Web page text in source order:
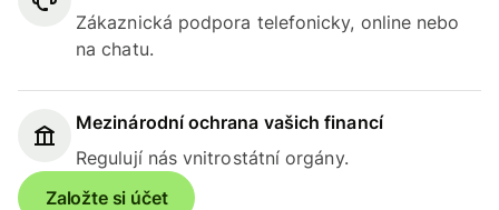
Zákaznická podpora telefonicky, online nebo
na chatu.
Mezinárodní ochrana vašich financí
Regulují nás vnitrostátní orgány.
Založte si účet